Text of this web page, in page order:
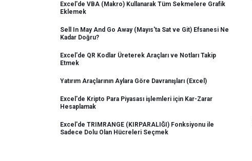
Excel'de VBA (Makro) Kullanarak Tüm Sekmelere Grafik
Eklemek
Sell In May And Go Away (Mayıs'ta Sat ve Git) Efsanesi Ne
Kadar Doğru?
Excel'de QR Kodlar Üreterek Araçları ve Notları Takip
Etmek
Yatırım Araçlarının Aylara Göre Davranışları (Excel)
Excel'de Kripto Para Piyasası işlemleri için Kar-Zarar
Hesaplamak
Excel'de TRIMRANGE (KIRPARALIĞI) Fonksiyonu ile
Sadece Dolu Olan Hücreleri Seçmek